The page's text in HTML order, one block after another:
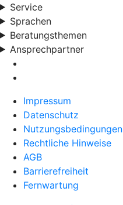
Service
Sprachen
Beratungsthemen
Ansprechpartner
Impressum
Datenschutz
Nutzungsbedingungen
Rechtliche Hinweise
AGB
Barrierefreiheit
Fernwartung